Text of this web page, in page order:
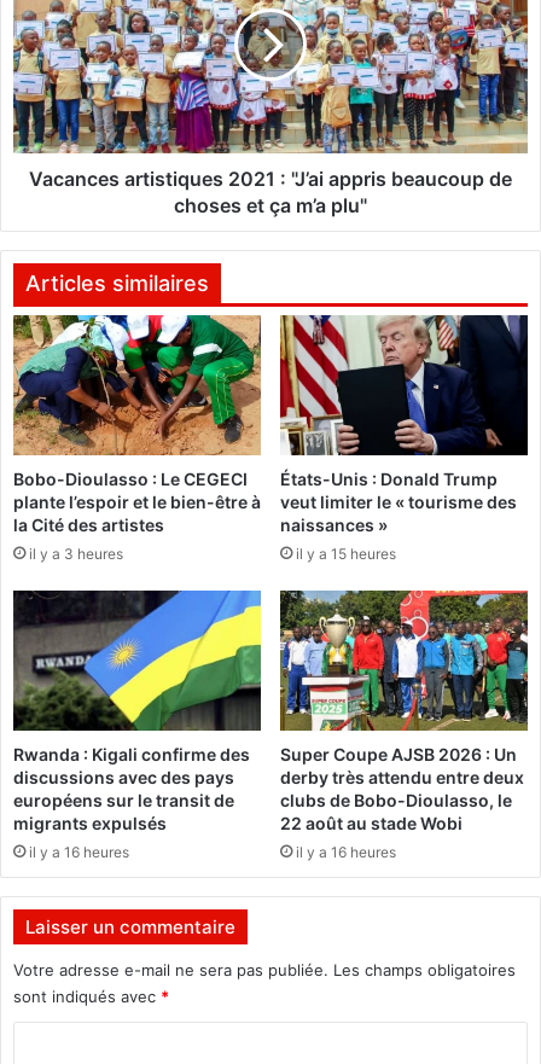
e
p
h
a
s
e
a
i
m
i
o
-
p
r
é
v
e
i
o
d
u
p
a
l
u
d
i
s
e
a
n
c
e
s
a
i
s
i
q
u
e
s
2
0
2
1
:
"
a
p
p
r
i
s
b
e
u
o
u
Vacances artistiques 2021 : "J’ai appris beaucoup de
choses et ça m’a plu"
Articles similaires
Bobo-Dioulasso : Le CEGECI
plante l’espoir et le bien-être à
la Cité des artistes
il y a 3 heures
États-Unis : Donald Trump
veut limiter le « tourisme des
naissances »
il y a 15 heures
Rwanda : Kigali confirme des
discussions avec des pays
européens sur le transit de
migrants expulsés
il y a 16 heures
Super Coupe AJSB 2026 : Un
derby très attendu entre deux
clubs de Bobo-Dioulasso, le
22 août au stade Wobi
il y a 16 heures
Laisser un commentaire
Votre adresse e-mail ne sera pas publiée. Les champs obligatoires
sont indiqués avec *